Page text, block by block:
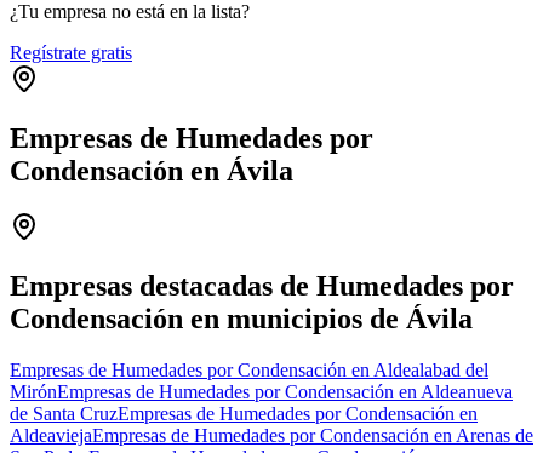
¿Tu empresa no está en la lista?
Regístrate gratis
Empresas de Humedades por
Condensación en Ávila
−
Empresas destacadas de Humedades por
Condensación en municipios de Ávila
Empresas de Humedades por Condensación en Aldealabad del
MirónEmpresas de Humedades por Condensación en Aldeanueva
de Santa CruzEmpresas de Humedades por Condensación en
AldeaviejaEmpresas de Humedades por Condensación en Arenas de